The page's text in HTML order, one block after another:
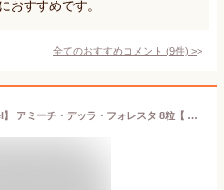
おすすめです。
全てのおすすめコメント (9件) >
【公式 カファレル caffarel】 アミーチ・デッラ・フォレスタ 8粒【 お菓子 缶 かわいい 可愛い お菓子缶 スイーツ プレゼント ギフト チョコ チョコレート 詰め合わせ 誕生日 てんとう虫 結婚式 お礼 お返し 高級 チョコレートブランド ジャンドゥーヤ 】